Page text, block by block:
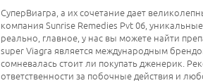
СуперВиагра, а их сочетание дает
компания Sunrise Remedies Pvt 06,
реально, главное, у нас вы можете найти
super Viagra является международным
сомневалась стоит ли покупать дженерик.
ответственности за побочные действия и